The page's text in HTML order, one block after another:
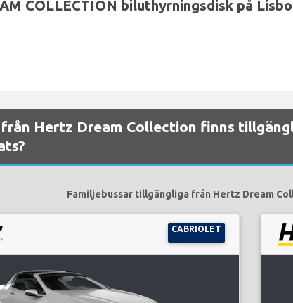
COLLECTION biluthyrningsdisk på
Hertz Dream Collection finns
Familjebussar tillgängliga från Hertz Dream
CABRIOLET